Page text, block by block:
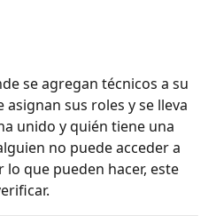
se agregan técnicos a su
asignan sus roles y se lleva
unido y quién tiene una
no puede acceder a
lo que pueden hacer, este